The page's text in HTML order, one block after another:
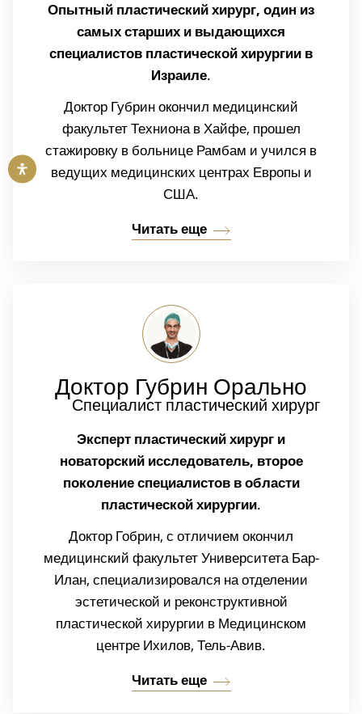
Опытный пластический хирург, один из
самых старших и выдающихся
специалистов пластической хирургии в
Израиле.
Доктор Губрин окончил медицинский
факультет Техниона в Хайфе, прошел
стажировку в больнице Рамбам и учился в
ведущих медицинских центрах Европы и
США.
Читать еще
Доктор Губрин Орально
Специалист пластический хирург
Эксперт пластический хирург и
новаторский исследователь, второе
поколение специалистов в области
пластической хирургии.
Доктор Гобрин, с отличием окончил
медицинский факультет Университета Бар-
Илан, специализировался на отделении
эстетической и реконструктивной
пластической хирургии в Медицинском
центре Ихилов, Тель-Авив.
Читать еще